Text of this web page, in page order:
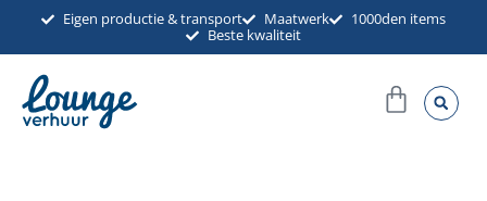
inhoud
Eigen productie & transport Maatwerk
1000den items
Beste kwaliteit